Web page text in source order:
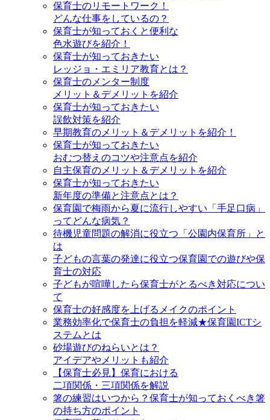
保育士のリモートワーク！
どんな仕事をしているの？
保育士が知っておくと便利な
色水遊びを紹介！
保育士が知っておきたい
レッジョ・エミリア教育とは？
保育士のメンター制度
メリット＆デメリットを紹介
保育士が知っておきたい
誤飲対策を紹介
早期教育のメリット＆デメリットを紹介！
保育士が知っておきたい
おむつ替えのコツや注意点を紹介
自主保育のメリット＆デメリットを紹介
保育士が知っておきたい
新年度の準備と注意点とは？
保育園で梅雨から夏に流行しやすい「手足口病」
ってどんな病気？
待機児童問題の解消に役立つ「公園内保育所」と
は
子どもの言葉の発達に役立つ保育園での遊びや保
育士の対応
子どもが喧嘩したら保育士がとるべき対応につい
て
保育士の好感度を上げるメイクのポイント
業務効率化で保育士の負担を軽減★保育園ICTシ
ステムとは
砂場遊びのねらいとは？
アイデアやメリットも紹介
【保育士必見】保育における
二項関係・三項関係を解説
箸の練習はいつから？保育士が知っておくべき箸
の持ち方のポイント